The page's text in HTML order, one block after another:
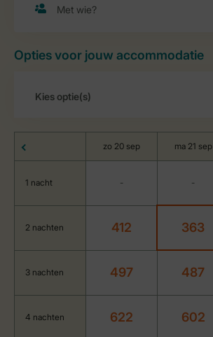
Opties voor jouw accommodatie
zo 20 sep ma 21 sep
1 nacht - -
2 nachten 412 363
3 nachten 497 487
4 nachten 622 602